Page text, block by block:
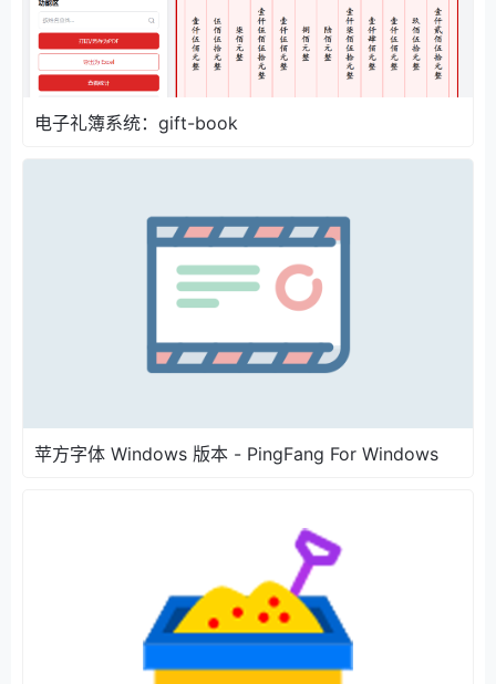
电子礼簿系统：gift-book
苹方字体 Windows 版本 - PingFang For Windows